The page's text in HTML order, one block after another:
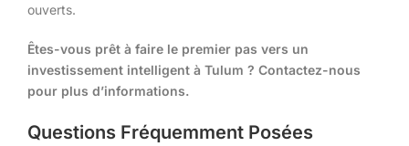
ouverts.
Êtes-vous prêt à faire le premier pas vers un
investissement intelligent à Tulum ? Contactez-nous
pour plus d’informations.
Questions Fréquemment Posées